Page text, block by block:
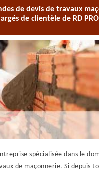
de devis de travaux
de clientèle de RD PRO
spécialisée dans le
de maçonnerie. Si depuis